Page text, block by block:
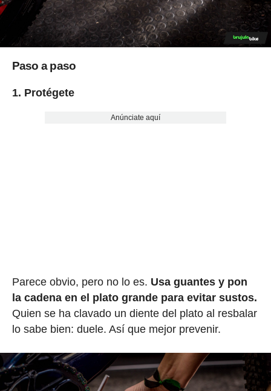
Paso a paso
1. Protégete
Anúnciate aquí
Parece obvio, pero no lo es. Usa guantes y pon
la cadena en el plato grande para evitar sustos.
Quien se ha clavado un diente del plato al resbalar
lo sabe bien: duele. Así que mejor prevenir.